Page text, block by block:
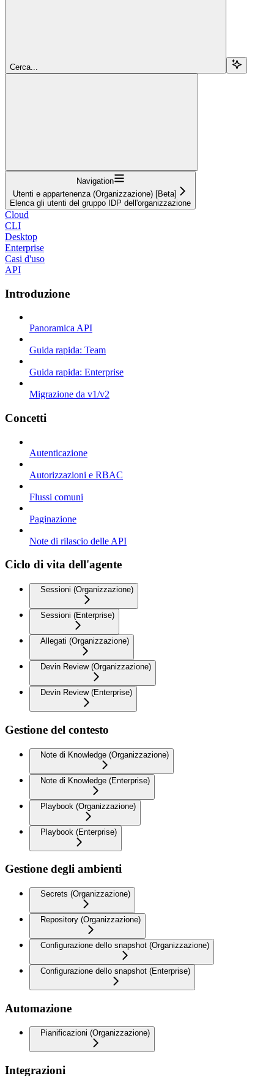
Cerca...
Navigation
Utenti e appartenenza (Organizzazione) [Beta]
Elenca gli utenti del gruppo IDP dell'organizzazione
Cloud
CLI
Desktop
Enterprise
Casi d'uso
API
Introduzione
Panoramica API
Guida rapida: Team
Guida rapida: Enterprise
Migrazione da v1/v2
Concetti
Autenticazione
Autorizzazioni e RBAC
Flussi comuni
Paginazione
Note di rilascio delle API
Ciclo di vita dell'agente
Sessioni (Organizzazione)
Sessioni (Enterprise)
Allegati (Organizzazione)
Devin Review (Organizzazione)
Devin Review (Enterprise)
Gestione del contesto
Note di Knowledge (Organizzazione)
Note di Knowledge (Enterprise)
Playbook (Organizzazione)
Playbook (Enterprise)
Gestione degli ambienti
Secrets (Organizzazione)
Repository (Organizzazione)
Configurazione dello snapshot (Organizzazione)
Configurazione dello snapshot (Enterprise)
Automazione
Pianificazioni (Organizzazione)
Integrazioni